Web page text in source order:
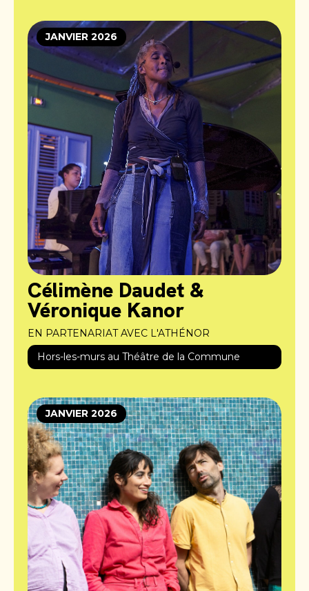
Célimène Daudet &
Véronique Kanor
EN PARTENARIAT AVEC L'ATHÉNOR
Hors-les-murs au Théâtre de la Commune
JANVIER 2026
JANVIER 2026